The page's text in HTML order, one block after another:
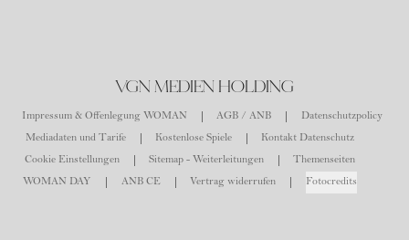
VGN MEDIEN HOLDING
Impressum & Offenlegung WOMAN AGB / ANB
Datenschutzpolicy
Mediadaten und Tarife
Kostenlose Spiele
Kontakt Datenschutz
Cookie Einstellungen
Sitemap - Weiterleitungen
Themenseiten
WOMAN DAY
ANB CE Vertrag widerrufen Fotocredits